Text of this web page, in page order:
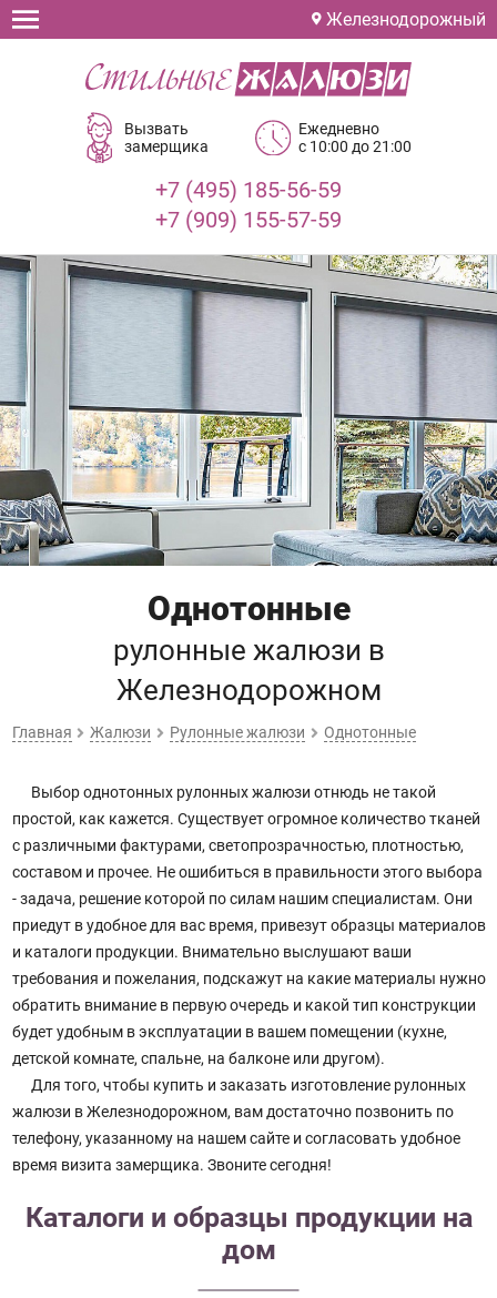
Железнодорожный
Вызвать
замерщика
Ежедневно
с 10:00 до 21:00
+7 (495) 185-56-59
+7 (909) 155-57-59
Однотонные
рулонные жалюзи в
Железнодорожном
Главная Жалюзи Рулонные жалюзи Однотонные
Выбор однотонных рулонных жалюзи отнюдь не такой
простой, как кажется. Существует огромное количество тканей
с различными фактурами, светопрозрачностью, плотностью,
составом и прочее. Не ошибиться в правильности этого выбора
- задача, решение которой по силам нашим специалистам. Они
приедут в удобное для вас время, привезут образцы материалов
и каталоги продукции. Внимательно выслушают ваши
требования и пожелания, подскажут на какие материалы нужно
обратить внимание в первую очередь и какой тип конструкции
будет удобным в эксплуатации в вашем помещении (кухне,
детской комнате, спальне, на балконе или другом).
Для того, чтобы купить и заказать изготовление рулонных
жалюзи в Железнодорожном, вам достаточно позвонить по
телефону, указанному на нашем сайте и согласовать удобное
время визита замерщика. Звоните сегодня!
Каталоги и образцы продукции на
дом